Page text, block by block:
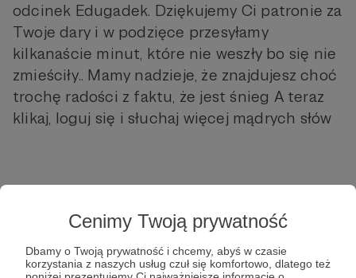
Cenimy Twoją prywatność
Dbamy o Twoją prywatność i chcemy, abyś w czasie
korzystania z naszych usług czuł się komfortowo, dlatego też
odcinek Edugadek. Dziękujemy Ci patronie za
Twoje dary i w podzięce przesyłamy
kilkanaście minut, które nie weszły bo się nie
zmieściły.. Mamy nadzieje, że znajdujesz choć
trochę radości z faktu, że jest śnieg A teraz
klikaj, loguj się i słuchaj więcej mądrych słów
Post dostępny tylko dla Patronów